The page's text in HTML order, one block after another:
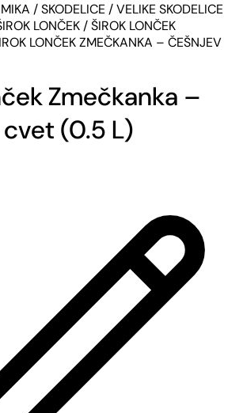
/SKODELICE /VELIKE SKODELICE
LONČEK /ŠIROK LONČEK
LONČEK ZMEČKANKA – ČEŠNJEV
Zmečkanka –
(0.5 L)